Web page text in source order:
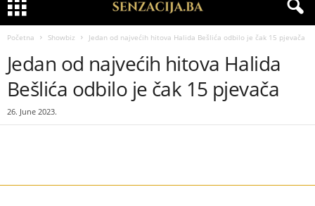
Početna Showbiz Jedan od najvećih hitova Halida Bešlića odbilo je čak 15 pjevača
Jedan od najvećih hitova Halida
Bešlića odbilo je čak 15 pjevača
26. June 2023.